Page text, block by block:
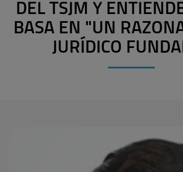
DEL TSJM Y
BASA EN "UN
JURÍDICO